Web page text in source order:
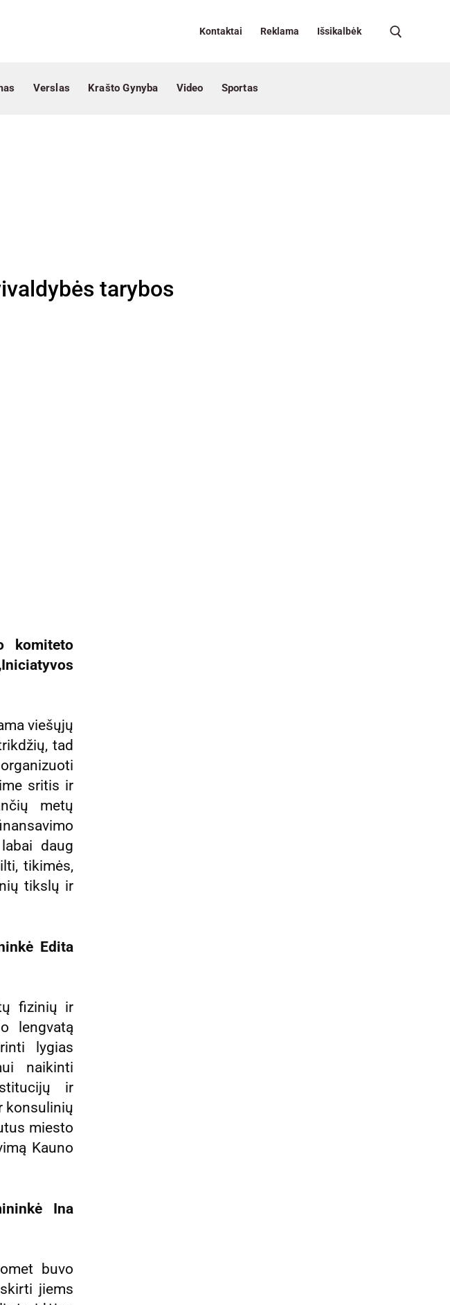
Kontaktai Reklama Išsikalbėk
Verslas Krašto Gynyba Video Sportas
tarybos
komiteto
viešųjų
tad
sritis ir
metų
daug
tikimės,
tikslų ir
Edita
fizinių ir
lengvatą
lygias
naikinti
ir
konsulinių
miesto
Kauno
Ina
buvo
jiems